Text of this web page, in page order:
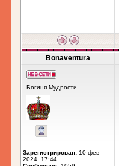
Bonaventura
Богиня Мудрости
Зарегистрирован: 10 фев
2024, 17:44